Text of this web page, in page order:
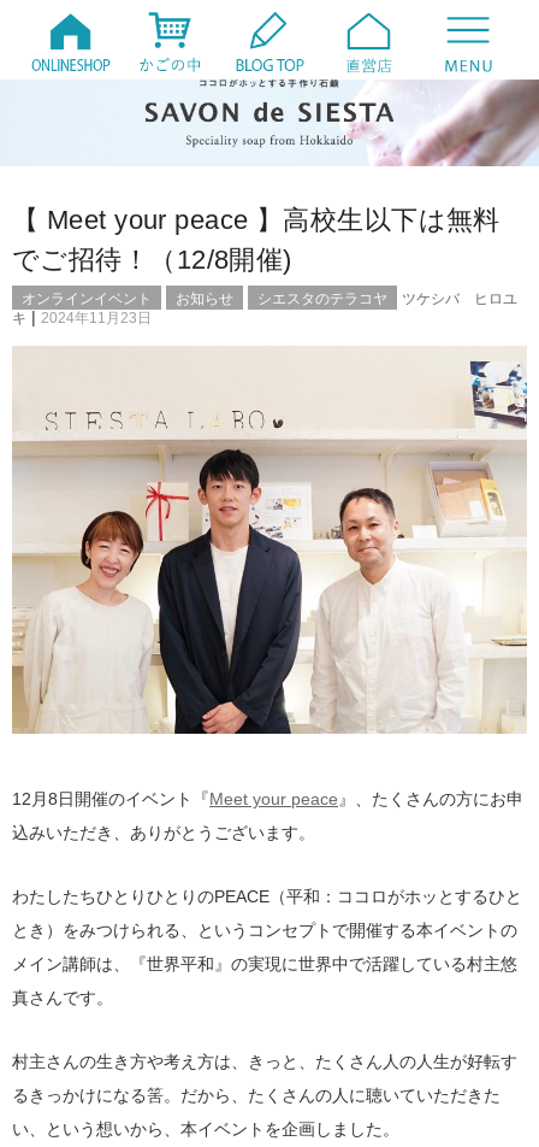
【 Meet your peace 】高校生以下は無料
でご招待！（12/8開催)
オンラインイベント お知らせ シエスタのテラコヤ
ツケシバ ヒロユ
キ | 2024年11月23日
12月8日開催のイベント『Meet your peace 』、たくさんの方にお申
込みいただき、ありがとうございます。
わたしたちひとりひとりのPEACE（平和：ココロがホッとするひと
とき）をみつけられる、というコンセプトで開催する本イベントの
メイン講師は、『世界平和』の実現に世界中で活躍している村主悠
真さんです。
村主さんの生き方や考え方は、きっと、たくさん人の人生が好転す
るきっかけになる筈。だから、たくさんの人に聴いていただきた
い、という想いから、本イベントを企画しました。